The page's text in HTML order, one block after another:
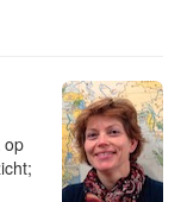
op